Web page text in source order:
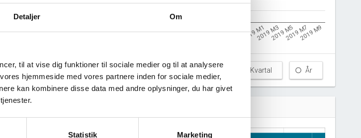
Detaljer Om
til at vise dig funktioner til sociale medier og til at analysere
hjemmeside med vores partnere inden for sociale medier,
kan kombinere disse data med andre oplysninger, du har givet
Statistik Marketing
M3
2016 M52016 M72016 M92016 M112017 M12017 M32017 M52017 M72017 M92017 M112018 M12018 M32018 M52018 M72018 M92018 M112019 M12019 M32019 M52019 M72019 M9
Måned Kvartal År